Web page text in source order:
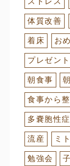
体質改善
着床 お
プレゼント
朝食事
食事から
多嚢胞性
流産 ミ
勉強会